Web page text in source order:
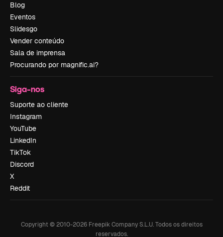
Blog
Eventos
Slidesgo
Vender conteúdo
Sala de imprensa
Procurando por magnific.ai?
Siga-nos
Suporte ao cliente
Instagram
YouTube
LinkedIn
TikTok
Discord
X
Reddit
Copyright © 2010-2026Freepik Company S.L.U. Todos os direitos
reservados.